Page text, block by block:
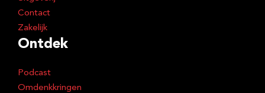
Contact
Zakelijk
Ontdek
Podcast
Omdenkkringen